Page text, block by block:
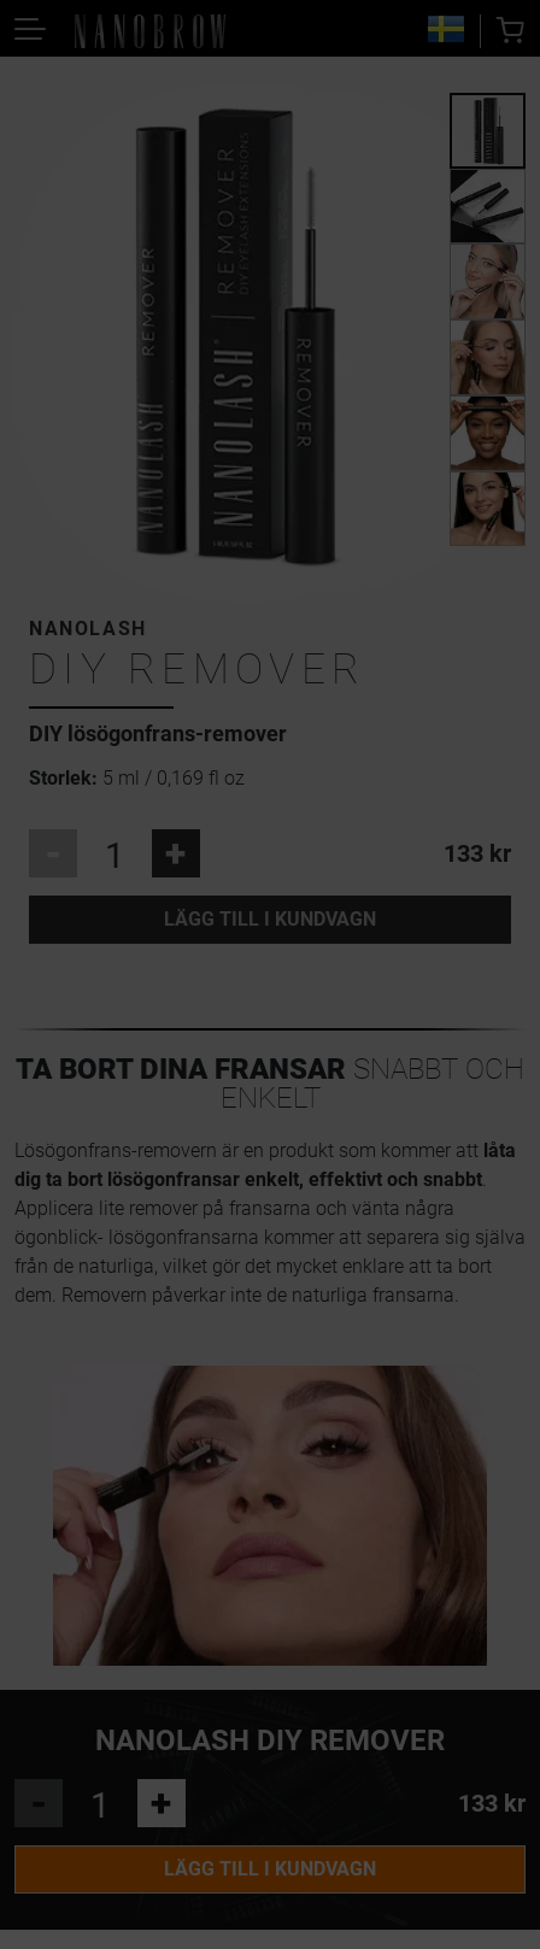
NANOLASH
DIY REMOVER
DIY lösögonfrans-remover
Storlek: 5 ml / 0,169 fl oz
+ 133 kr
LÄGG TILL I KUNDVAGN
TA BORT DINA FRANSAR SNABBT OCH
ENKELT
Lösögonfrans-removern är en produkt som kommer att låta
dig ta bort lösögonfransar enkelt, effektivt och snabbt.
Applicera lite remover på fransarna och vänta några
ögonblick- lösögonfransarna kommer att separera sig själva
från de naturliga, vilket gör det mycket enklare att ta bort
dem. Removern påverkar inte de naturliga fransarna.
NANOLASH DIY REMOVER
+ 133 kr
LÄGG TILL I KUNDVAGN